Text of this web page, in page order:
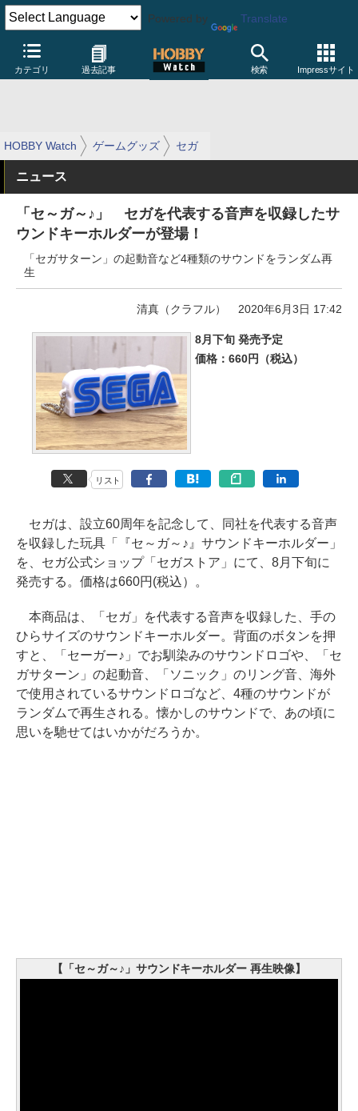
Powered by Translate
カテゴリ 過去記事 検索 Impressサイト
HOBBY Watch ゲームグッズ セガ
ニュース
「セ～ガ～♪」 セガを代表する音声を収録したサ
ウンドキーホルダーが登場！
「セガサターン」の起動音など4種類のサウンドをランダム再
生
清真（クラフル） 2020年6月3日 17:42
8月下旬 発売予定
価格：660円（税込）
リスト
セガは、設立60周年を記念して、同社を代表する音声
を収録した玩具「『セ～ガ～♪』サウンドキーホルダー」
を、セガ公式ショップ「セガストア」にて、8月下旬に
発売する。価格は660円(税込）。
本商品は、「セガ」を代表する音声を収録した、手の
ひらサイズのサウンドキーホルダー。背面のボタンを押
すと、「セーガー♪」でお馴染みのサウンドロゴや、「セ
ガサターン」の起動音、「ソニック」のリング音、海外
で使用されているサウンドロゴなど、4種のサウンドが
ランダムで再生される。懐かしのサウンドで、あの頃に
思いを馳せてはいかがだろうか。
【「セ～ガ～♪」サウンドキーホルダー 再生映像】